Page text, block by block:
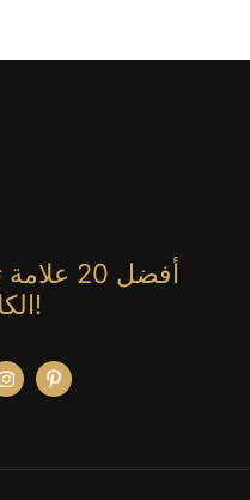
أفضل 20
الكلاسيكي!